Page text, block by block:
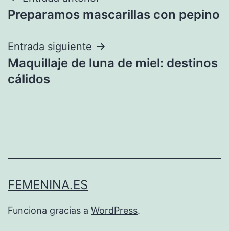
de
entradas
Preparamos mascarillas con pepino
Entrada siguiente
Maquillaje de luna de miel: destinos
cálidos
FEMENINA.ES
Funciona gracias a WordPress.